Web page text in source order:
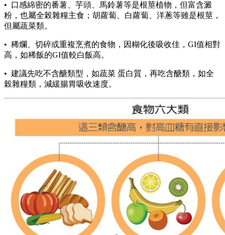
• 口感綿密的番薯、芋頭、馬鈴薯等是根莖植物，但富含澱
粉，也屬全榖雜糧主食；胡蘿蔔、白蘿蔔、洋蔥等雖是根莖，
但屬蔬菜類。
• 稀爛、切碎或重複烹煮的食物，因糊化後吸收佳，GI值相對
高，如稀飯的GI值較白飯高。
• 建議先吃不含醣類型，如蔬菜 蛋白質，再吃含醣類，如全
榖雜糧類，減緩腸胃吸收速度。